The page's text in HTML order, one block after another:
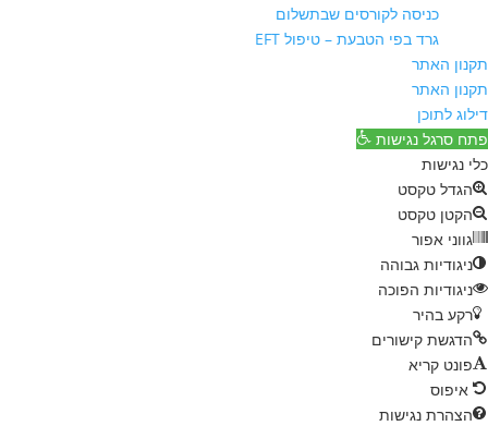
כניסה לקורסים שבתשלום
גרד בפי הטבעת – טיפול EFT
תקנון האתר
תקנון האתר
דילוג לתוכן
פתח סרגל נגישות
כלי נגישות
הגדל טקסט
הקטן טקסט
גווני אפור
ניגודיות גבוהה
ניגודיות הפוכה
רקע בהיר
הדגשת קישורים
פונט קריא
איפוס
הצהרת נגישות